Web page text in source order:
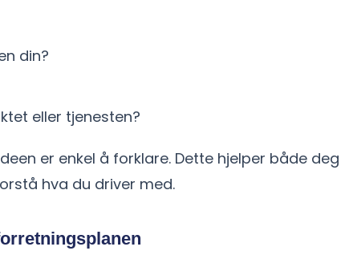
din?
eller tjenesten?
er enkel å forklare. Dette hjelper både deg
hva du driver med.